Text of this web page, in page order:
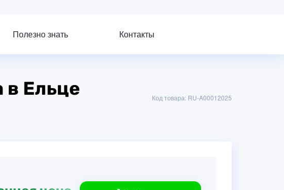
Полезно знать Контакты
в Ельце Код товара: RU-A00012025